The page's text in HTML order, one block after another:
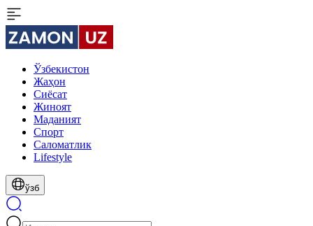
Ўзбекистон
Жаҳон
Сиёсат
Жиноят
Маданият
Спорт
Cаломатлик
Lifestyle
ўзб